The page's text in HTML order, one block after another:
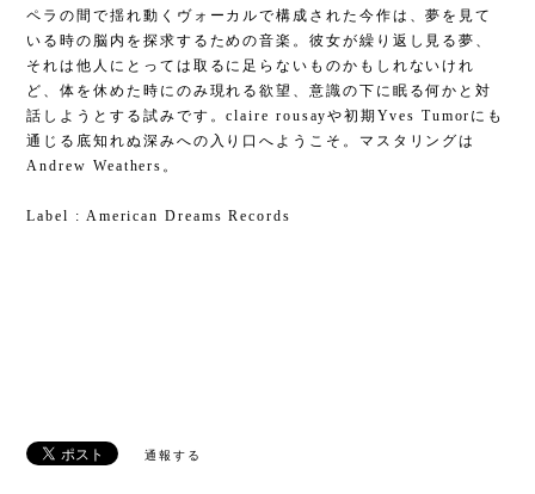
ペラの間で揺れ動くヴォーカルで構成された今作は、夢を見て
いる時の脳内を探求するための音楽。彼女が繰り返し見る夢、
それは他人にとっては取るに足らないものかもしれないけれ
ど、体を休めた時にのみ現れる欲望、意識の下に眠る何かと対
話しようとする試みです。claire rousayや初期Yves Tumorにも
通じる底知れぬ深みへの入り口へようこそ。マスタリングは
Andrew Weathers。
Label : American Dreams Records
通報する